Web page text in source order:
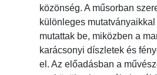
közönség. A műsorban
különleges
mutattak be, miközben a
karácsonyi díszletek és
el. Az előadásban a